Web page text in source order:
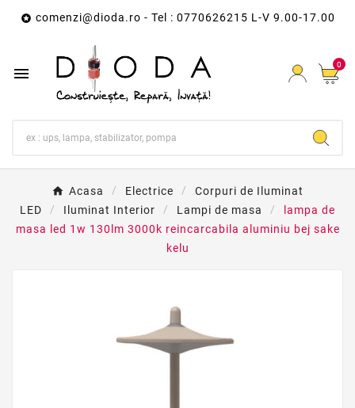
 comenzi@dioda.ro - Tel : 0770626215 L-V 9.00-17.00
 0
Acasa Electrice
Corpuri de Iluminat
LED
Iluminat Interior Lampi de masa
lampa de
masa led 1w 130lm 3000k reincarcabila aluminiu bej sake
kelu